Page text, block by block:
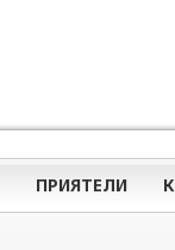
ПРИЯТЕЛИ